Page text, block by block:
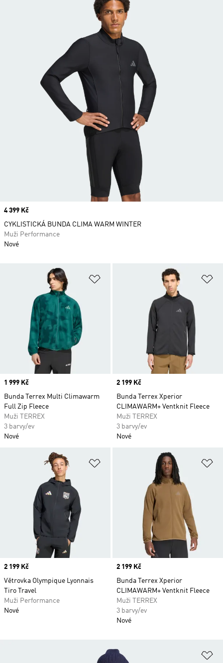
Přidat do seznamu přání
Price
1 999 Kč
Bunda Terrex Multi Climawarm
Full Zip Fleece
Muži TERREX
3 barvy/ev
Nové
Price
2 199 Kč
Bunda Terrex Xperior
CLIMAWARM+ Ventknit Fleece
Muži TERREX
3 barvy/ev
Nové
Přidat do seznamu přání
Price
2 199 Kč
Větrovka Olympique Lyonnais
Tiro Travel
Muži Performance
Nové
Price
2 199 Kč
Bunda Terrex Xperior
CLIMAWARM+ Ventknit Fleece
Muži TERREX
3 barvy/ev
Nové
Price
4 399 Kč
CYKLISTICKÁ BUNDA CLIMA WARM WINTER
Muži Performance
Nové